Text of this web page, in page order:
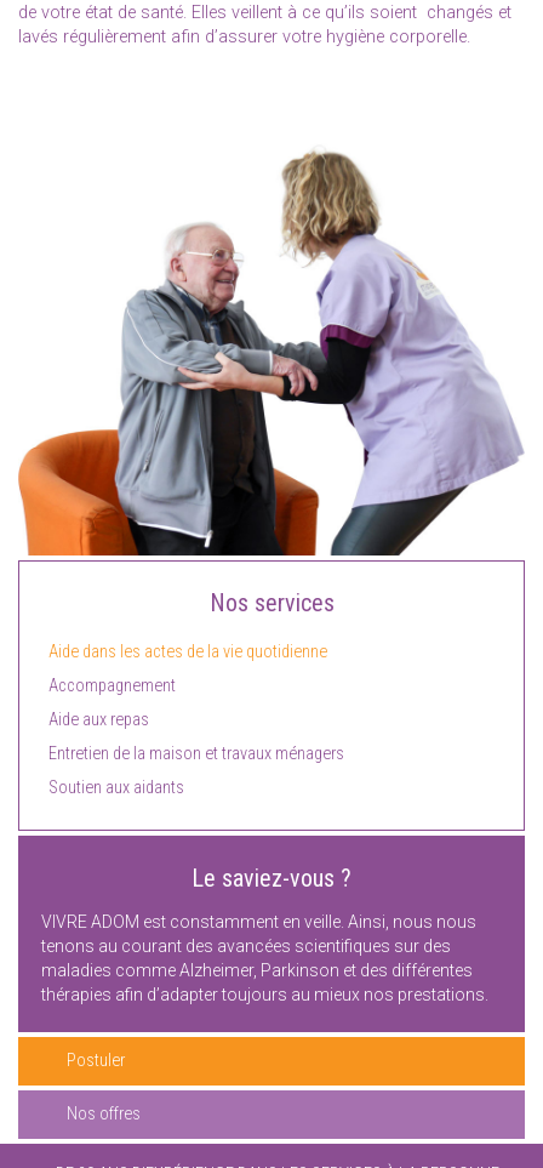
de votre état de santé. Elles veillent à ce qu’ils soient changés et
lavés régulièrement afin d’assurer votre hygiène corporelle.
Nos services
Aide dans les actes de la vie quotidienne
Accompagnement
Aide aux repas
Entretien de la maison et travaux ménagers
Soutien aux aidants
Le saviez-vous ?
VIVRE ADOM est constamment en veille. Ainsi, nous nous
tenons au courant des avancées scientifiques sur des
maladies comme Alzheimer, Parkinson et des différentes
thérapies afin d’adapter toujours au mieux nos prestations.
Postuler
Nos offres